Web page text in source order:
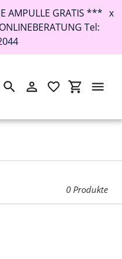
AMPULLE GRATIS ***
Tel:
x
SuchenEinloggen
0 Produkte